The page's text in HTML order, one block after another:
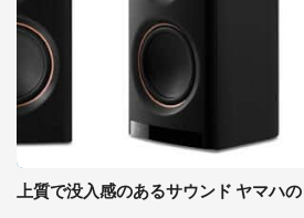
上質で没入感のあるサウンド ヤマハ